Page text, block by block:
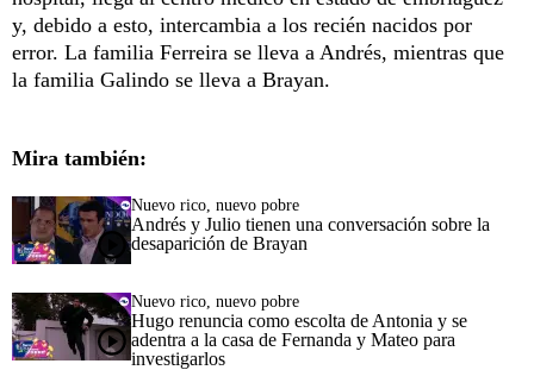
y, debido a esto, intercambia a los recién nacidos por
error. La familia Ferreira se lleva a Andrés, mientras que
la familia Galindo se lleva a Brayan.
Mira también:
Nuevo rico, nuevo pobre
Andrés y Julio tienen una conversación sobre la
desaparición de Brayan
Nuevo rico, nuevo pobre
Hugo renuncia como escolta de Antonia y se
adentra a la casa de Fernanda y Mateo para
investigarlos